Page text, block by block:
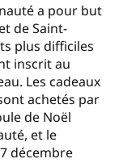
a pour but
de Saint-
plus difficiles
inscrit au
Les cadeaux
achetés par
de Noël
et le
décembre